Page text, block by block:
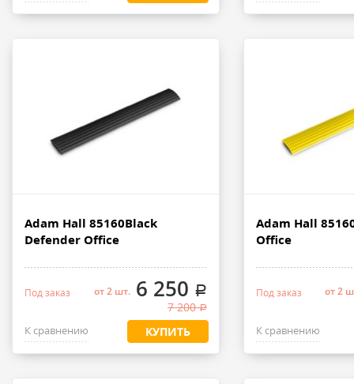
Adam Hall 85160Black
Defender Office
Под заказ от 2 шт.6 250 .
7 200.
К сравнению КУПИТЬ
Adam Hall
Office
Под заказ от 2
К сравнению